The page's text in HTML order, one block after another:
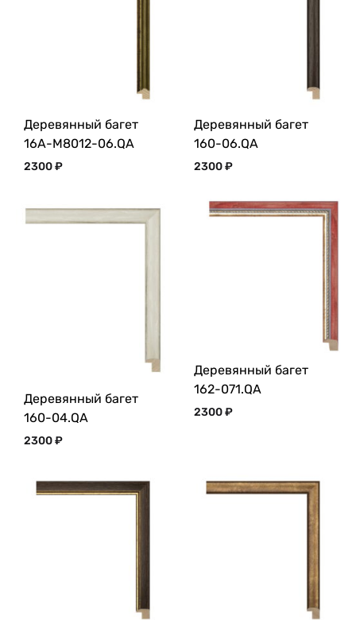
Деревянный багет
16A-M8012-06.QA
2300₽
Деревянный багет
160-06.QA
2300₽
Деревянный багет
160-04.QA
2300₽
Деревянный багет
162-071.QA
2300₽